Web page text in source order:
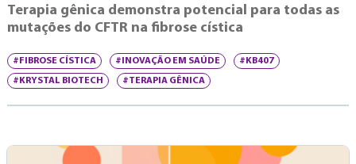
Terapia gênica demonstra potencial para todas as
mutações do CFTR na fibrose cística
#FIBROSE CÍSTICA #INOVAÇÃO EM SAÚDE #KB407
#KRYSTAL BIOTECH #TERAPIA GÊNICA